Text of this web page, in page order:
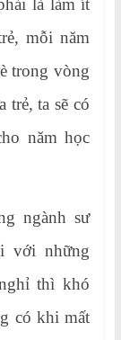
là làm ít
mỗi năm
trong vòng
trẻ, ta sẽ có
năm học
ngành sư
với những
thì khó
có khi mất